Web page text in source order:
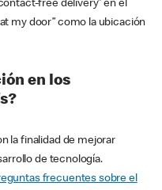
free delivery” en el
my door” como la ubicación
en los
la finalidad de mejorar
de tecnología.
frecuentes sobre el